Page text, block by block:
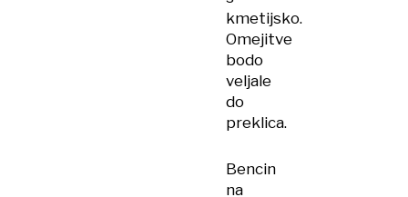
kmetijsko.
Omejitve
bodo
veljale
do
preklica.
Bencin
na